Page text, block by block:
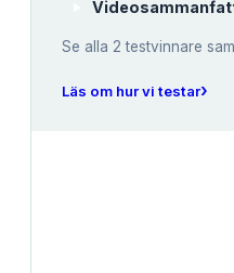
Se alla 2 testvinnare
Läs om hur vi testar›